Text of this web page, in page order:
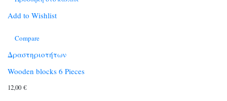
Add to Wishlist
Compare
Δραστηριοτήτων
Wooden blocks 6 Pieces
12,00 €